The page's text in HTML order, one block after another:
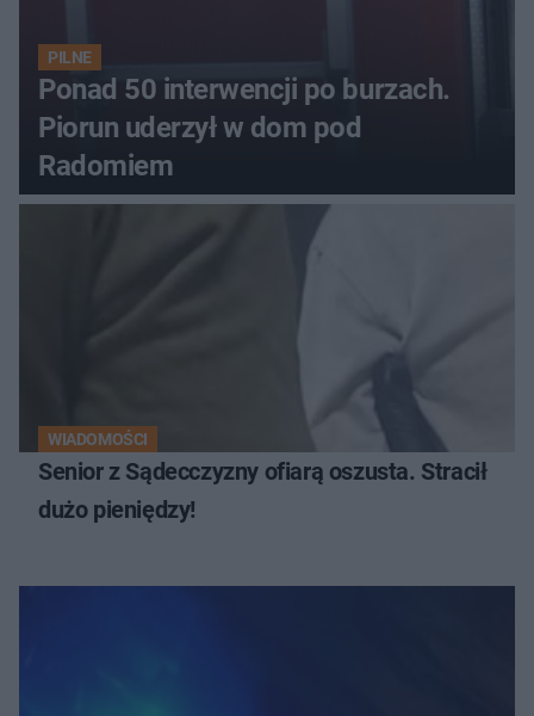
PILNE
Ponad 50 interwencji po burzach.
Piorun uderzył w dom pod
Radomiem
WIADOMOŚCI
Senior z Sądecczyzny ofiarą oszusta. Stracił
dużo pieniędzy!